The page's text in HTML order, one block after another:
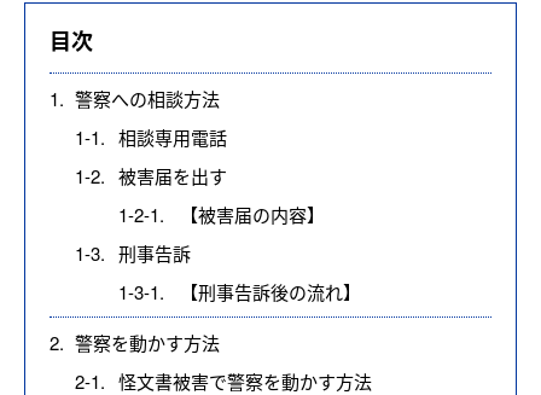
目次
1. 警察への相談方法
1-1. 相談専用電話
1-2. 被害届を出す
1-2-1.
【被害届の内容】
1-3. 刑事告訴
1-3-1.
【刑事告訴後の流れ】
2. 警察を動かす方法
2-1. 怪文書被害で警察を動かす方法